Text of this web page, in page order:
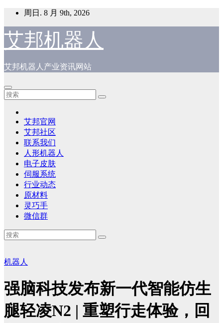
内
容
周日. 8 月 9th, 2026
艾邦机器人
艾邦机器人产业资讯网站
艾邦官网
艾邦社区
联系我们
人形机器人
电子皮肤
伺服系统
行业动态
原材料
灵巧手
微信群
机器人
强脑科技发布新一代智能仿生
腿轻凌N2 | 重塑行走体验，回